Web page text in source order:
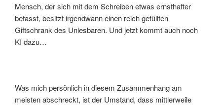
Mensch, der sich mit dem Schreiben etwas ernsthafter
befasst, besitzt irgendwann einen reich gefüllten
Giftschrank des Unlesbaren. Und jetzt kommt auch noch
KI dazu…
Was mich persönlich in diesem Zusammenhang am
meisten abschreckt, ist der Umstand, dass mittlerweile